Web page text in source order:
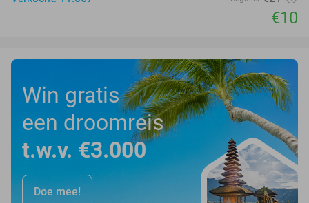
€10
Win gratis
een droomreis
t.w.v. €3.000
Doe mee!